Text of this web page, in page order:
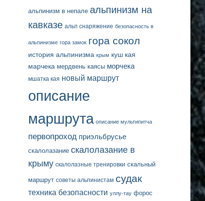
альпинизм в непале альпинизм на
кавказе альп снаряжение безопасность в
альпинизме гора замок гора сокол
история альпинизма крым куш кая
марчека мердвень каясы морчека
мшатка кая новый маршрут
описание
маршрута описание мультипитча
первопроход приэльбрусье
скалолазание скалолазание в
крыму скалолазные тренировки скальный
маршрут советы альпинистам судак
техника безопасности уллу-тау форос